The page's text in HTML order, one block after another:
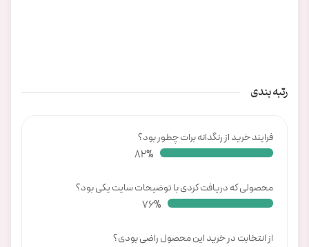
رتبه بندی
فرایند خرید از رنگدانه برات چطور بود؟
84%
محصولی که دریافت کردی با توضیحات سایت یکی بود؟
78%
از انتخابت در خرید این محصول راضی بودی؟